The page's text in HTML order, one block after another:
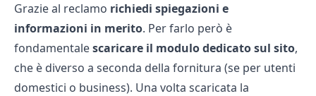
Grazie al reclamo richiedi spiegazioni e
informazioni in merito. Per farlo però è
fondamentalescaricare il modulo dedicato sul sito,
che è diverso a seconda della fornitura (se per utenti
domestici o business). Una volta scaricata la